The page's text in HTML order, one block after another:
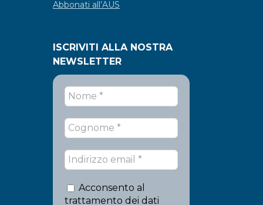
Abbonati all’AUS
ISCRIVITI ALLA NOSTRA
NEWSLETTER
Acconsento al
trattamento dei dati